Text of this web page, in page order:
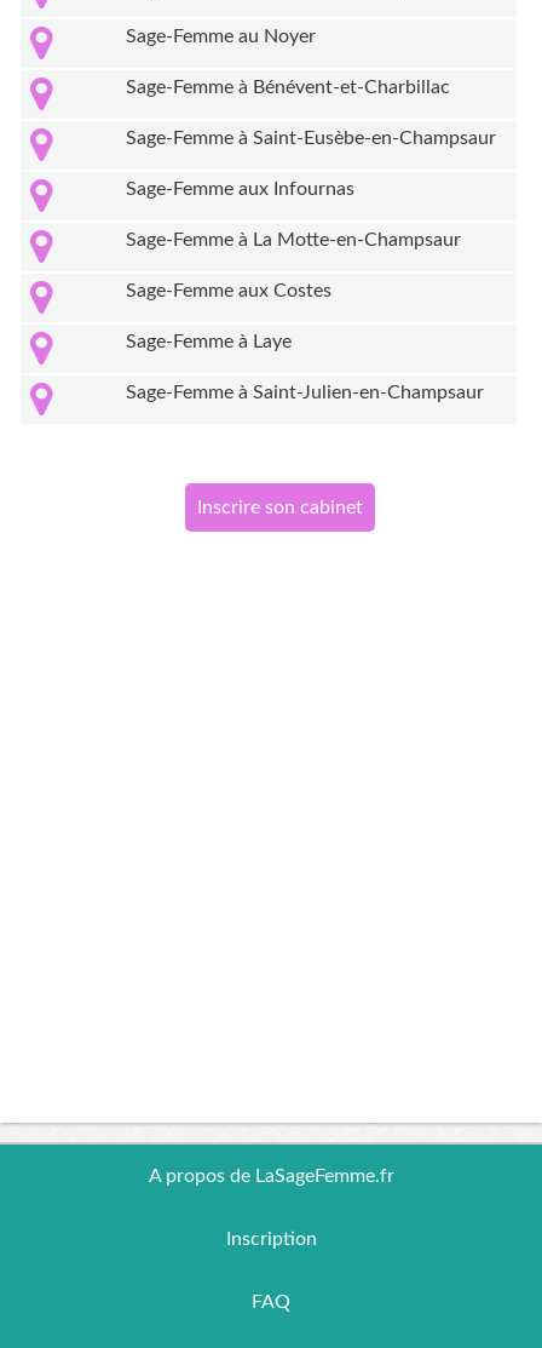
Sage-Femme au Noyer
Sage-Femme à Bénévent-et-Charbillac
Sage-Femme à Saint-Eusèbe-en-Champsaur
Sage-Femme aux Infournas
Sage-Femme à La Motte-en-Champsaur
Sage-Femme aux Costes
Sage-Femme à Laye
Sage-Femme à Saint-Julien-en-Champsaur
Inscrire son cabinet
A propos de LaSageFemme.fr
Inscription
FAQ